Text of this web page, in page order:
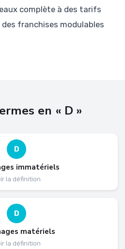
complète à des tarifs
franchises modulables
en « D »
D
immatériels
la définition
D
matériels
la définition